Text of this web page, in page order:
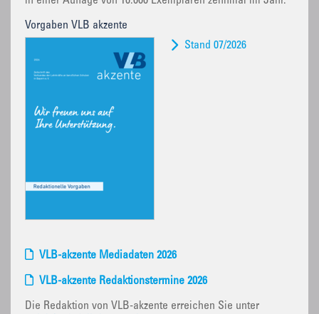
Vorgaben VLB akzente
Stand 07/2026
VLB-akzente Mediadaten 2026
VLB-akzente Redaktionstermine 2026
Die Redaktion von VLB-akzente erreichen Sie unter